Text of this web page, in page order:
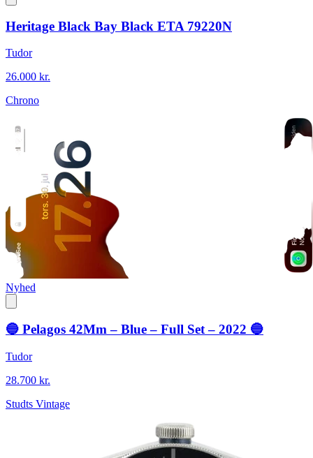
Heritage Black Bay Black ETA 79220N
Tudor
26.000 kr.
Chrono
Nyhed
🔵 Pelagos 42Mm – Blue – Full Set – 2022 🔵
Tudor
28.700 kr.
Studts Vintage